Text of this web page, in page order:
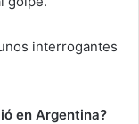
interrogantes
en Argentina?